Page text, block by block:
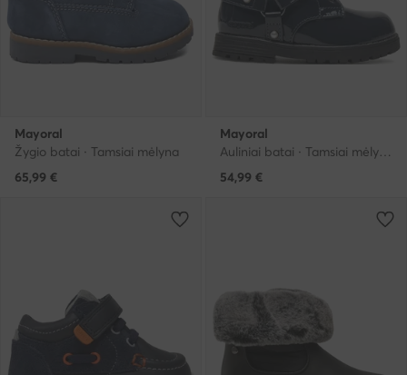
Mayoral
Žygio batai · Tamsiai mėlyna
65,99 €
Mayoral
54,99 €